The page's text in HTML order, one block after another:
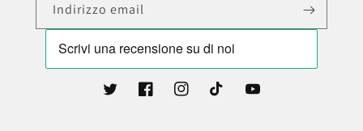
Indirizzo email
TwitterFacebookInstagramTikTok YouTube